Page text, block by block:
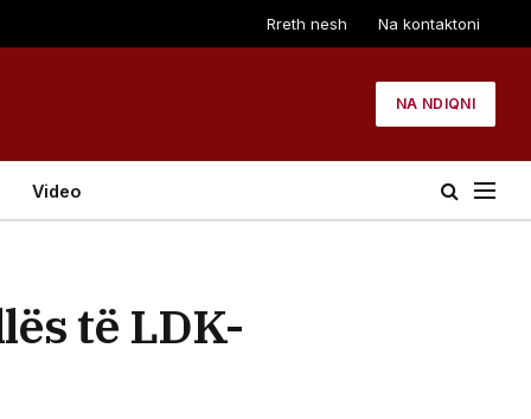
Rreth nesh Na kontaktoni
NA NDIQNI
Video
të LDK-